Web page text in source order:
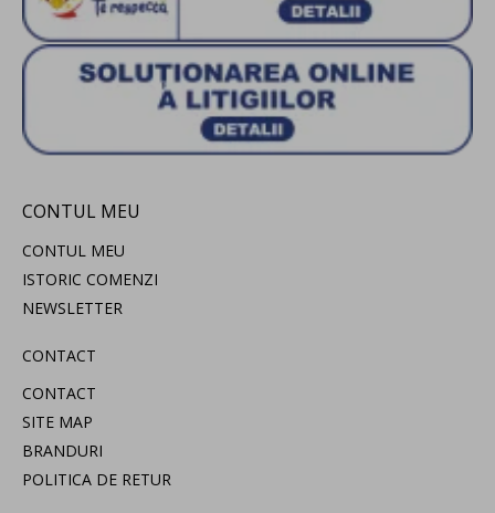
CONTUL MEU
CONTUL MEU
ISTORIC COMENZI
NEWSLETTER
CONTACT
CONTACT
SITE MAP
BRANDURI
POLITICA DE RETUR